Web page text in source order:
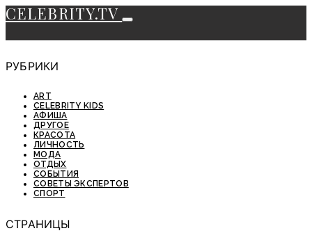
CELEBRITY.TV
РУБРИКИ
ART
CELEBRITY KIDS
АФИША
ДРУГОЕ
КРАСОТА
ЛИЧНОСТЬ
МОДА
ОТДЫХ
СОБЫТИЯ
СОВЕТЫ ЭКСПЕРТОВ
СПОРТ
СТРАНИЦЫ